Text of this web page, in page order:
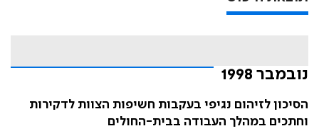
נובמבר 1998
הסיכון לזיהום נגיפי בעקבות חשיפות הצוות לדקירות
וחתכים במהלך העבודה בבית-החולים